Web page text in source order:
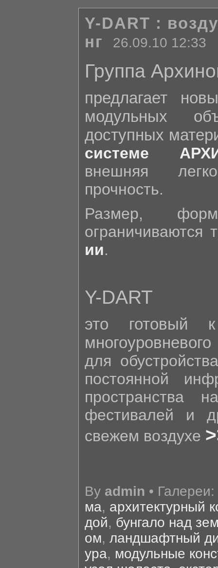
Y-DART :
нг
26.09.10 12:33
Группа
предлагает
модульных
доступных
системе
внешняя
прочность.
Размер,
ограничиваются
ии.
Y-DART
это готовый
для
постоянной
пространства
фестивалей и
свежем воздухе
By admin • Галереи:
ма, архитектурный
дой, бунгало над
ом, ландшафтный
ура, модульные